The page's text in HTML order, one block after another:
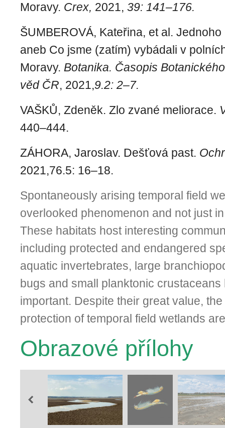
Moravy. Crex, 2021, 39: 141–176.
ŠUMBEROVÁ, Kateřina, et al.
aneb Co jsme (zatím) vybádali v
Moravy. Botanika. Časopis
věd ČR, 2021,9.2: 2–7.
VAŠKŮ, Zdeněk. Zlo zvané meliorace.
440–444.
ZÁHORA, Jaroslav. Dešťová past.
2021,76.5: 16–18.
Spontaneously arising temporal field
overlooked phenomenon and not just
These habitats host interesting
including protected and endangered
aquatic invertebrates, large
bugs and small planktonic crustaceans
important. Despite their great value,
protection of temporal field wetlands
Obrazové přílohy